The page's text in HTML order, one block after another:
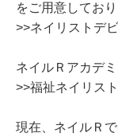
をご用意しており
>>ネイリストデ
ネイルＲアカデ
>>福祉ネイリス
現在、ネイルＲ